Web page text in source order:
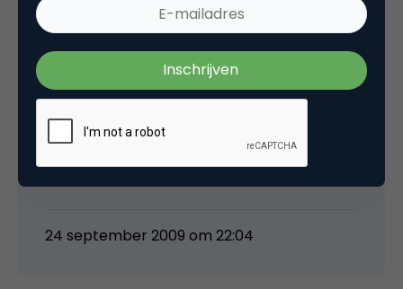
Goede punten Carl! Houd de discussie maar
scherp. Ik heb waardering voor wat die Layer
club doet. Echt. aar de manier waarop ze het
toepassen is minder. Als ze nu wat creativiteit
inhuren komen er wellicht goed bruikbare
oplossingen. Klotige is wel dat je een top
telefoon met bijbehorend abbo nodig hebt. n
24 september 2009 om 22:04